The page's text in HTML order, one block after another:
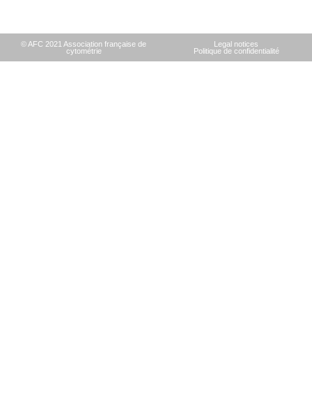
© AFC 2021 Association française de
cytométrie
Legal notices
Politique de confidentialité